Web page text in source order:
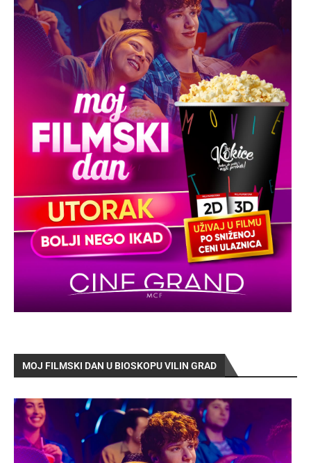
MOJ FILMSKI DAN U BIOSKOPU VILIN GRAD